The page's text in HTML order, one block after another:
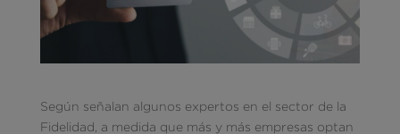
Según señalan algunos expertos en el sector de la
Fidelidad, a medida que más y más empresas optan